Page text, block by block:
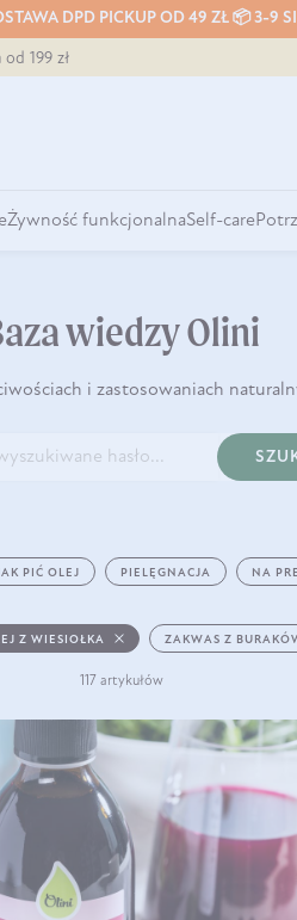
DPD PICKUP OD 49 ZŁ 📦 3-9
199 zł
Żywność funkcjonalnaSelf-care
wiedzy Olini
i zastosowaniach
PIĆ OLEJ PIELĘGNACJA NA
Z WIESIOŁKA ZAKWAS Z
117 artykułów